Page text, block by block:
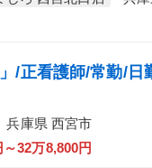
」/正看護師/常勤/日
兵庫県 西宮市
32万8,800円